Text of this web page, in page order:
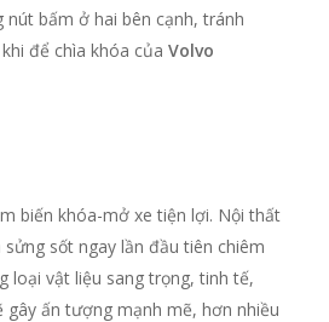
bấm ở hai bên cạnh, tránh
để chìa khóa của Volvo
biến khóa-mở xe tiện lợi. Nội thất
sửng sốt ngay lần đầu tiên chiêm
loại vật liệu sang trọng, tinh tế,
gây ấn tượng mạnh mẽ, hơn nhiều